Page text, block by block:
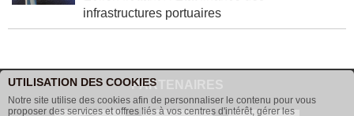
Éolien flottant : l'État finance des
PARTENAIRES
UTILISATION DES COOKIES
Notre site utilise des cookies afin de personnaliser le contenu pour vous
proposer des services et offres liés à vos centres d'intérêt, gérer les